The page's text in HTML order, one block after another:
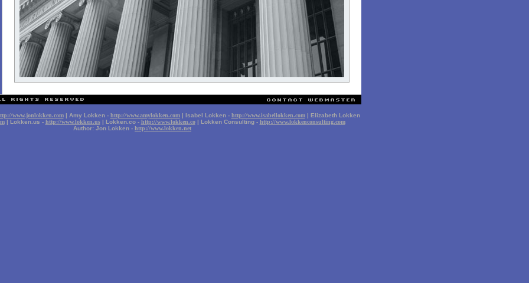
www.jonlokken.com| Amy Lokken - http://www.amylokken.com| Isabel Lokken - http://www.isabellokken.com| Elizabeth Lokken
| Lokken.us - http://www.lokken.us| Lokken.co - http://www.lokken.co| Lokken Consulting - http://www.lokkenconsulting.com
Author: Jon Lokken - http://www.lokken.net